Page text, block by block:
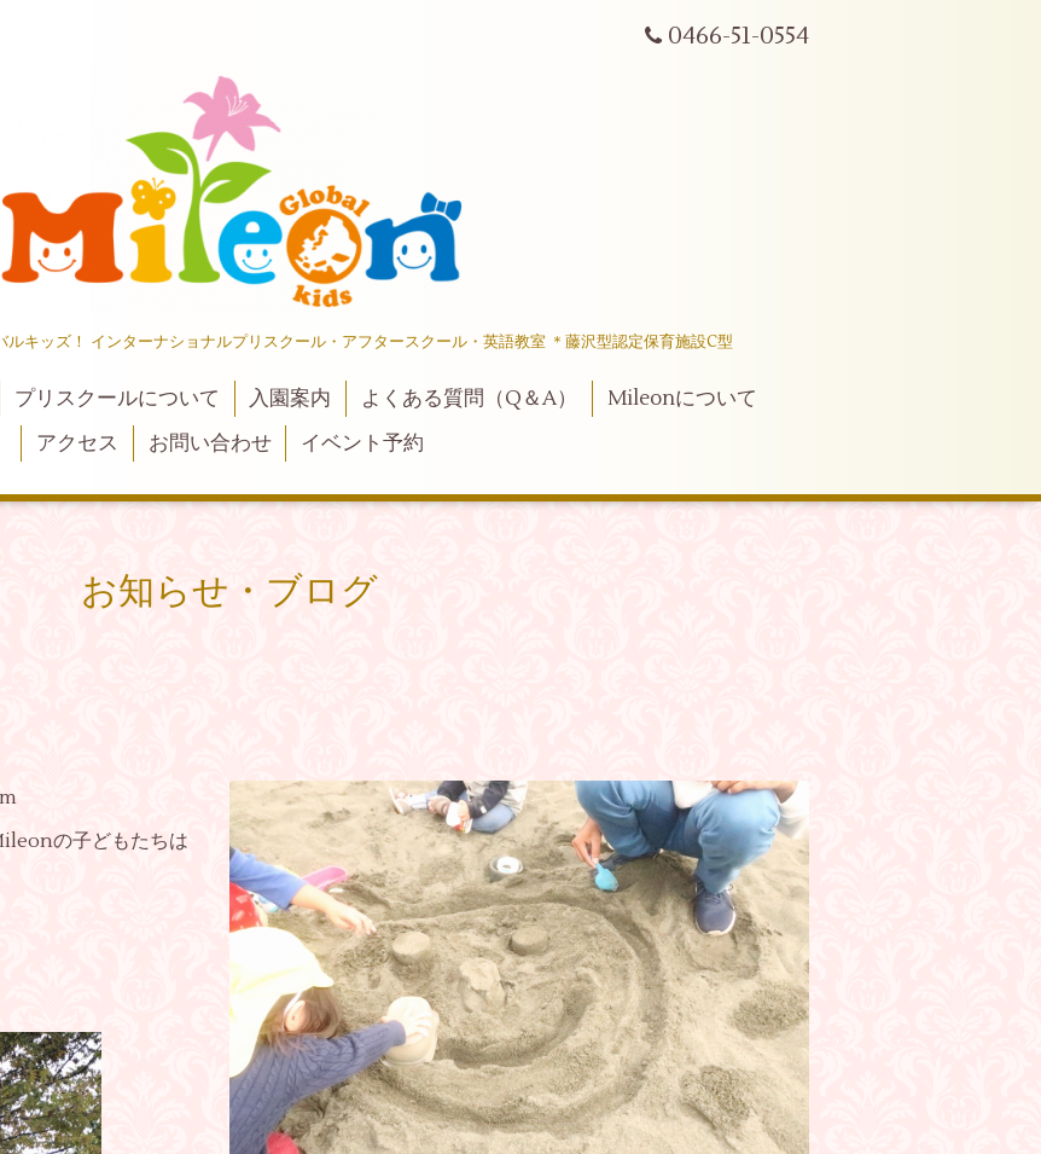
0466-51-0554
キッズ！ インターナショナルプリスクール・アフタースクール・英語教室 ＊藤沢型認定保育施設C型
プリスクールについて 入園案内 よくある質問（Q＆A）
Mileonについて
アクセス
お問い合わせ イベント予約
お知らせ・ブログ
の子どもたちは